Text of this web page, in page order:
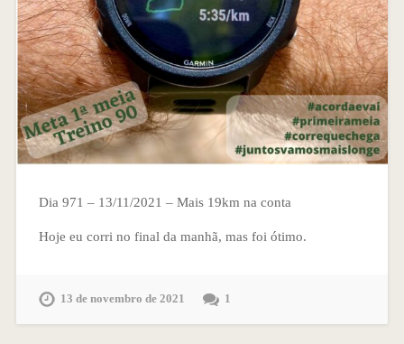
Dia 971 – 13/11/2021 – Mais 19km na conta
Hoje eu corri no final da manhã, mas foi ótimo.
13 de novembro de 2021 1